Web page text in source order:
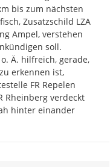
bis zum nächsten
Zusatzschild LZA
Ampel, verstehen
soll.
Ä. hilfreich, gerade,
erkennen ist,
FR Repelen
Rheinberg verdeckt
hinter einander